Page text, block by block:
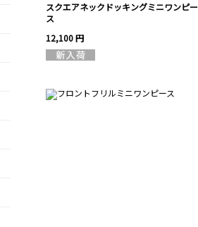
スクエアネックドッキングミニワンピー
ス
12,100 円